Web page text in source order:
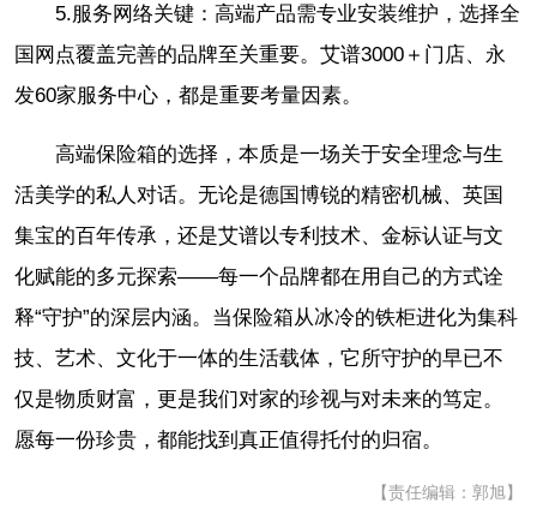
5.服务网络关键：高端产品需专业安装维护，选择全
国网点覆盖完善的品牌至关重要。艾谱3000＋门店、永
发60家服务中心，都是重要考量因素。
高端保险箱的选择，本质是一场关于安全理念与生
活美学的私人对话。无论是德国博锐的精密机械、英国
集宝的百年传承，还是艾谱以专利技术、金标认证与文
化赋能的多元探索——每一个品牌都在用自己的方式诠
释“守护”的深层内涵。当保险箱从冰冷的铁柜进化为集科
技、艺术、文化于一体的生活载体，它所守护的早已不
仅是物质财富，更是我们对家的珍视与对未来的笃定。
愿每一份珍贵，都能找到真正值得托付的归宿。
【责任编辑：郭旭】